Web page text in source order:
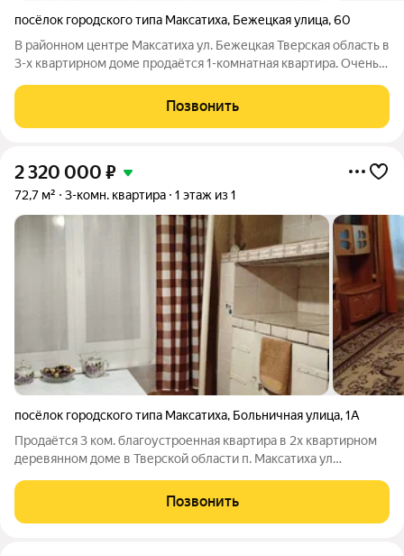
посёлок городского типа Максатиха, Бежецкая улица,60
В районном центре Максатиха ул. Бежецкая Тверская область в
3-х квартирном доме продаётся 1-комнатная квартира. Очень
(скважина), новая печь. Имеется небольшой участок. Рядом
магазины. Хорошая
Позвонить
2 320 000 ₽
72,7 м² 3-комн. квартира 1 этаж из 1
посёлок городского типа Максатиха, Больничная улица,1А
Продаётся 3 ком. благоустроенная квартира в 2х квартирном
деревянном доме в Тверской области п. Максатиха ул
комната 20,2 м, комната 10,7 м. Отопление центральное и
печное. Центральное
Позвонить